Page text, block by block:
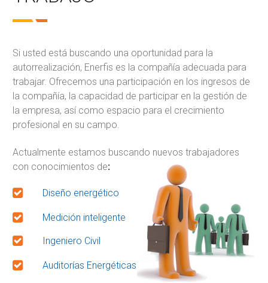
Si usted está buscando una oportunidad para la
autorrealización, Enerfis es la compañía adecuada para
trabajar. Ofrecemos una participación en los ingresos de
la compañía, la capacidad de participar en la gestión de
la empresa, así como espacio para el crecimiento
profesional en su campo.
Actualmente estamos buscando nuevos trabajadores
con conocimientos de:
Diseño energético
Medición inteligente
Ingeniero Civil
Auditorías Energéticas